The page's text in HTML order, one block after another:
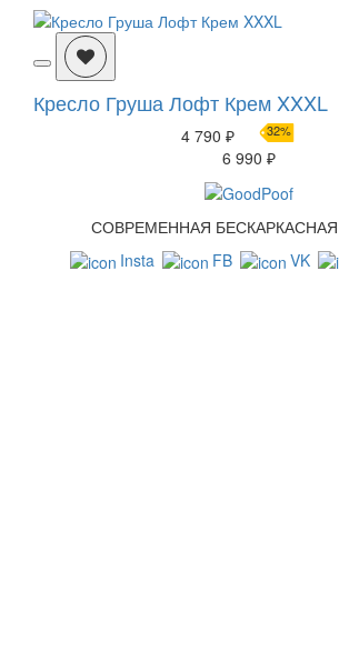
Кресло Груша Лофт Крем XXXL
4 790 ₽ 32%
6 990 ₽
СОВРЕМЕННАЯ
Insta
FB VK